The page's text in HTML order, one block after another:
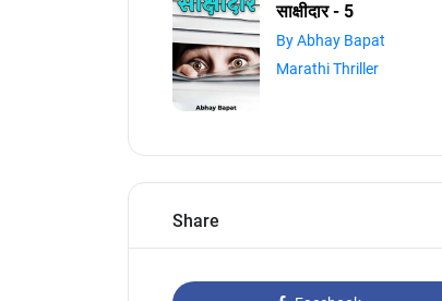
साक्षीदार - 5
By Abhay Bapat
Marathi Thriller
Share